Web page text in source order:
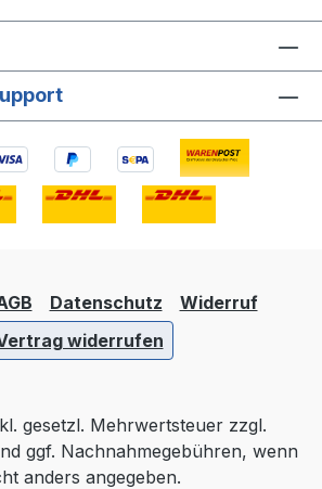
Datenschutz
Widerruf
widerrufen
gesetzl. Mehrwertsteuer zzgl.
ggf. Nachnahmegebühren, wenn
anders angegeben.